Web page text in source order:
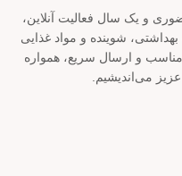
حضوری و یک سال فعالیت آنلاین،
شوینده و مواد غذایی
و ارسال سریع، همواره
می‌اندیشیم.